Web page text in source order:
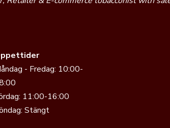
- Fredag: 10:00-
11:00-16:00
Stängt